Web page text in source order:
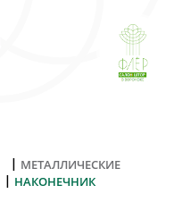
| МЕТАЛЛИЧЕСКИЕ
| НАКОНЕЧНИК